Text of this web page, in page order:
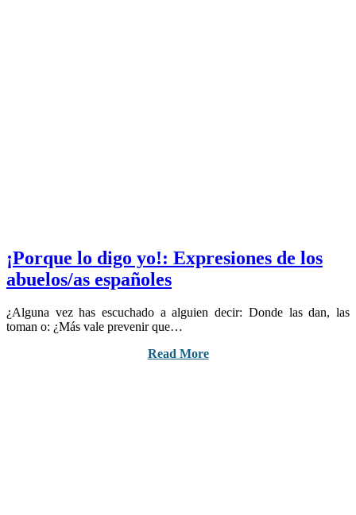
¡Porque lo digo yo!: Expresiones de los
abuelos/as españoles
¿Alguna vez has escuchado a alguien decir: Donde las dan, las
toman o: ¿Más vale prevenir que…
Read More